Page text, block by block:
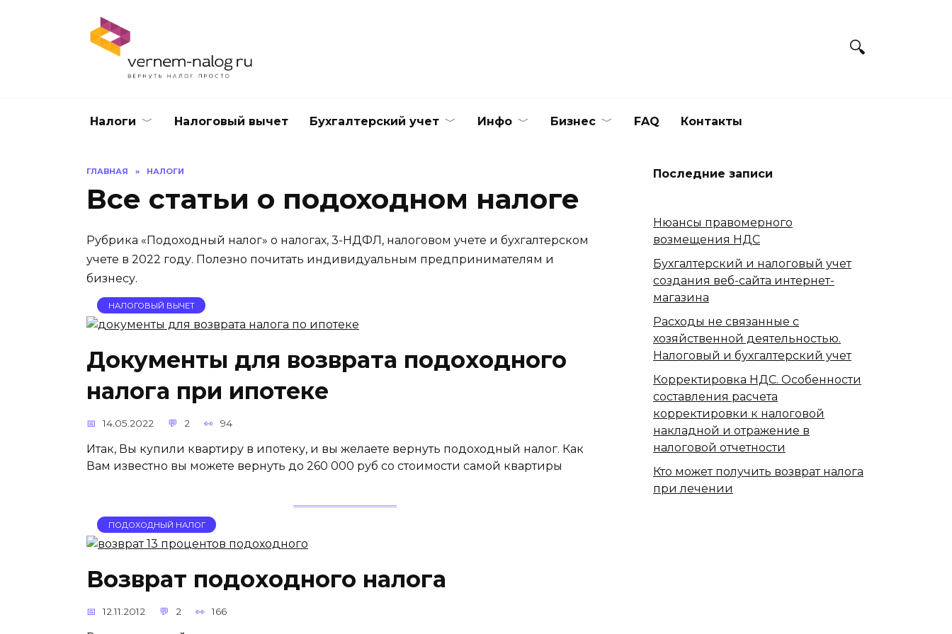
Налоги Налоговый вычет Бухгалтерский учет Инфо Бизнес FAQ Контакты
ГЛАВНАЯ » НАЛОГИ
Все статьи о подоходном налоге
Рубрика «Подоходный налог» о налогах, 3-НДФЛ, налоговом учете и бухгалтерском
учете в 2022 году. Полезно почитать индивидуальным предпринимателям и
бизнесу.
НАЛОГОВЫЙ ВЫЧЕТ
Документы для возврата подоходного
налога при ипотеке
14.05.2022 2 94
Итак, Вы купили квартиру в ипотеку, и вы желаете вернуть подоходный налог. Как
Вам известно вы можете вернуть до 260 000 руб со стоимости самой квартиры
ПОДОХОДНЫЙ НАЛОГ
Возврат подоходного налога
12.11.2012 2 166
Последние записи
Нюансы правомерного
возмещения НДС
Бухгалтерский и налоговый учет
создания веб-сайта интернет-
магазина
Расходы не связанные с
хозяйственной деятельностью.
Налоговый и бухгалтерский учет
Корректировка НДС. Особенности
составления расчета
корректировки к налоговой
накладной и отражение в
налоговой отчетности
Кто может получить возврат налога
при лечении